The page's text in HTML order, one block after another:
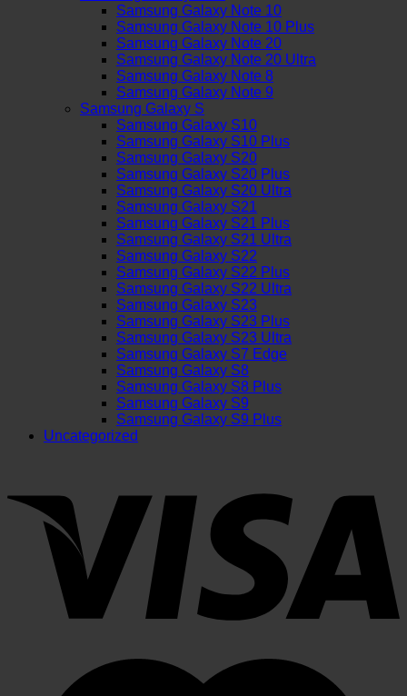
Samsung Galaxy Note 10
Samsung Galaxy Note 10 Plus
Samsung Galaxy Note 20
Samsung Galaxy Note 20 Ultra
Samsung Galaxy Note 8
Samsung Galaxy Note 9
Samsung Galaxy S
Samsung Galaxy S10
Samsung Galaxy S10 Plus
Samsung Galaxy S20
Samsung Galaxy S20 Plus
Samsung Galaxy S20 Ultra
Samsung Galaxy S21
Samsung Galaxy S21 Plus
Samsung Galaxy S21 Ultra
Samsung Galaxy S22
Samsung Galaxy S22 Plus
Samsung Galaxy S22 Ultra
Samsung Galaxy S23
Samsung Galaxy S23 Plus
Samsung Galaxy S23 Ultra
Samsung Galaxy S7 Edge
Samsung Galaxy S8
Samsung Galaxy S8 Plus
Samsung Galaxy S9
Samsung Galaxy S9 Plus
Uncategorized